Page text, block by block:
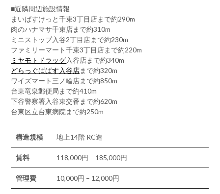
■近隣周辺施設情報
まいばすけっと千束3丁目店まで約290m
肉のハナマサ千束店まで約310m
ミニストップ入谷2丁目店まで約230m
ファミリーマート千束3丁目店まで約220m
ミヤモトドラッグ入谷店まで約340m
どらっぐぱぱす入谷店まで約320m
ワイズマート三ノ輪店まで約850m
台東竜泉郵便局まで約410m
下谷警察署入谷東交番まで約620m
台東区立台東病院まで約250m
構造規模 地上14階 RC造
賃料 118,000円 – 185,000円
管理費 10,000円 – 12,000円